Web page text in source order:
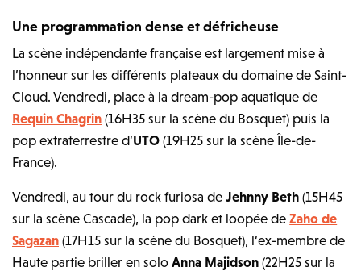
Une programmation dense et défricheuse
La scène indépendante française est largement mise à
l’honneur sur les différents plateaux du domaine de Saint-
Cloud. Vendredi, place à la dream-pop aquatique de
Requin Chagrin (16H35 sur la scène du Bosquet) puis la
pop extraterrestre d’UTO(19H25 sur la scène Île-de-
France).
Vendredi, au tour du rock furiosa deJehnny Beth (15H45
sur la scène Cascade), la pop dark et loopée deZaho de
Sagazan (17H15 sur la scène du Bosquet), l’ex-membre de
Haute partie briller en soloAnna Majidson (22H25 sur la